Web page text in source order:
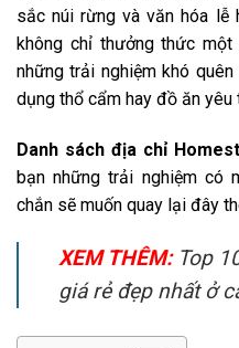
sắc núi rừng và văn hóa lễ
không chỉ thưởng thức
những trải nghiệm khó
dụng thổ cẩm hay đồ ăn yêu
Danh sách địa chỉ
bạn những trải nghiệm có
chắn sẽ muốn quay lại đây
XEM THÊM:Top
giá rẻ đẹp nhất ở